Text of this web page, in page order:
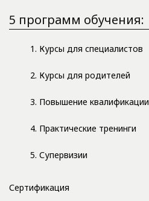
5 программ обучения:
1. Курсы для специалистов
2. Курсы для родителей
3. Повышение квалификации
4. Практические тренинги
5. Супервизии
Сертификация